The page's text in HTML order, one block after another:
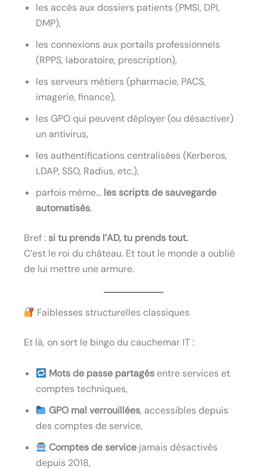
les accès aux dossiers patients (PMSI, DPI,
DMP),
les connexions aux portails professionnels
(RPPS, laboratoire, prescription),
les serveurs métiers (pharmacie, PACS,
imagerie, finance),
les GPO qui peuvent déployer (ou désactiver)
un antivirus,
les authentifications centralisées (Kerberos,
LDAP, SSO, Radius, etc.),
parfois même… les scripts de sauvegarde
automatisés.
Bref :si tu prends l’AD, tu prends tout.
C’est le roi du château. Et tout le monde a oublié
de lui mettre une armure.
Faiblesses structurelles classiques
Et là, on sort le bingo du cauchemar IT :
Mots de passe partagés entre services et
comptes techniques,
GPO mal verrouillées, accessibles depuis
des comptes de service,
Comptes de service jamais désactivés
depuis 2018,